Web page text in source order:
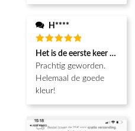
H****
Waardering
5uit 5
Het is de eerste keer dat ik
Prachtig geworden.
Helemaal de goede
kleur!